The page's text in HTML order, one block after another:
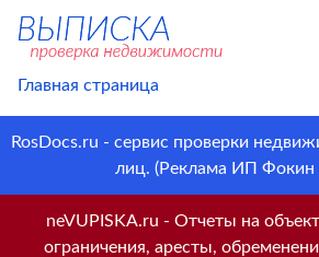
Главная страница
RosDocs.ru - сервис проверки
лиц. (Реклама ИП Фокин
neVUPISKA.ru - Отчеты на
ограничения, аресты,